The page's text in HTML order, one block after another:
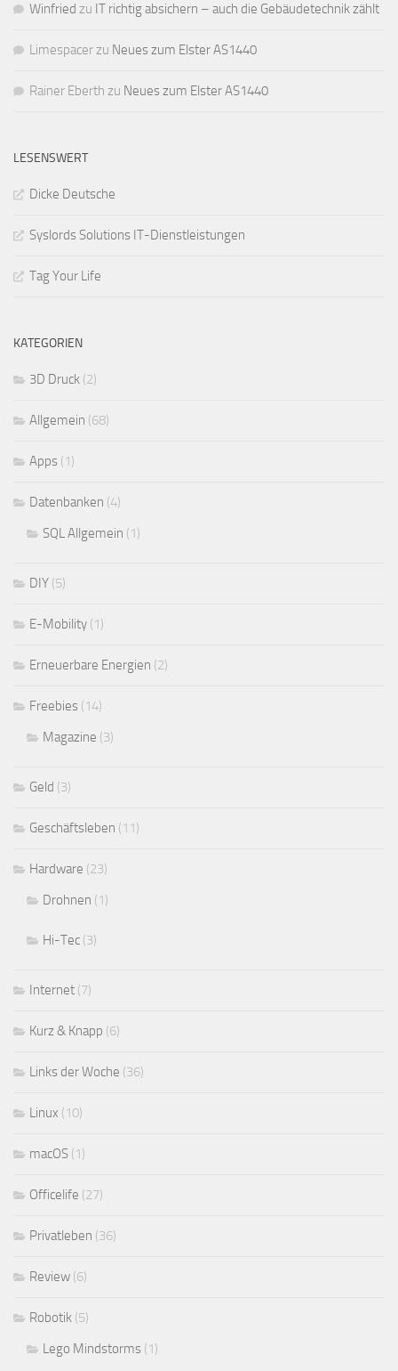
Winfried zu IT richtig absichern – auch die Gebäudetechnik zählt
Limespacerzu Neues zum Elster AS1440
Rainer Eberth zu Neues zum Elster AS1440
LESENSWERT
Dicke Deutsche
Syslords Solutions IT-Dienstleistungen
Tag Your Life
KATEGORIEN
3D Druck (2)
Allgemein (68)
Apps (1)
Datenbanken (4)
SQL Allgemein (1)
DIY (5)
E-Mobility (1)
Erneuerbare Energien (2)
Freebies (14)
Magazine (3)
Geld (3)
Geschäftsleben (11)
Hardware (23)
Drohnen (1)
Hi-Tec (3)
Internet (7)
Kurz & Knapp (6)
Links der Woche (36)
Linux (10)
macOS (1)
Officelife (27)
Privatleben (36)
Review (6)
Robotik (5)
Lego Mindstorms (1)